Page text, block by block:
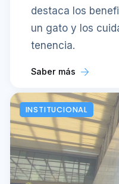
destaca los
un gato y los
tenencia.
Saber más
INSTITUCIONAL